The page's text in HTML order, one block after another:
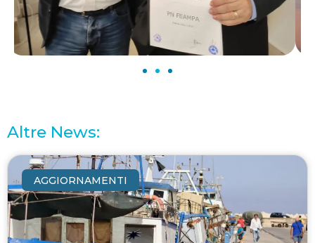
Altre News:
AGGIORNAMENTI